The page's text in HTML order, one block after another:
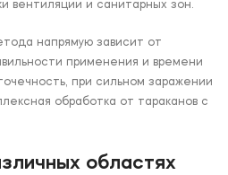
вентиляции и санитарных зон.
напрямую зависит от
применения и времени
при сильном заражении
обработка от тараканов с
областях